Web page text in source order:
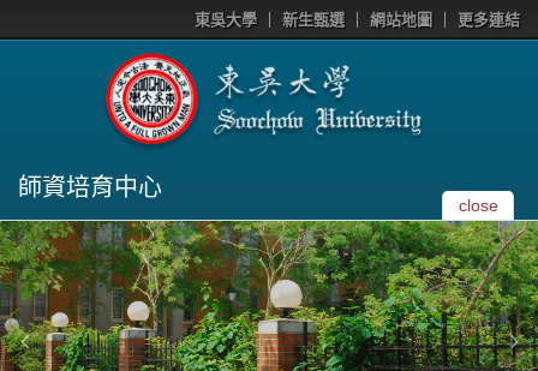
東吳大學 新生甄選 網站地圖 更多連結
師資培育中心
close